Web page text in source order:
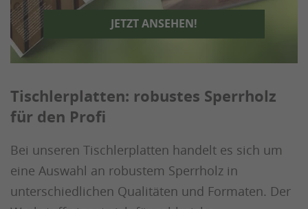
JETZT ANSEHEN!
Tischlerplatten: robustes Sperrholz
für den Profi
Bei unseren Tischlerplatten handelt es sich um
eine Auswahl an robustem Sperrholz in
unterschiedlichen Qualitäten und Formaten. Der